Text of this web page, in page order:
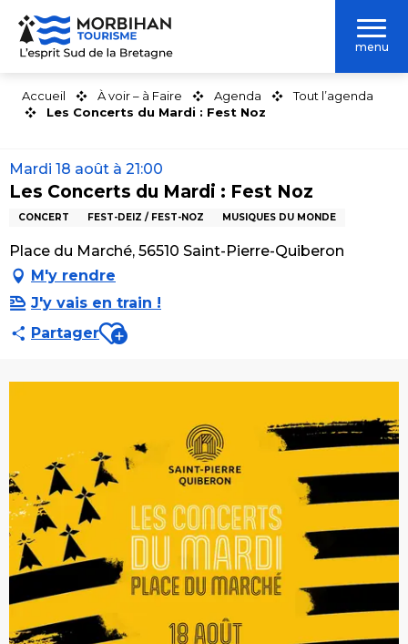
Aller
contenu
menu
Accueil À voir – à Faire Agenda
Tout l’agenda
Les Concerts du Mardi : Fest Noz
Mardi 18 août à 21:00
Les Concerts du Mardi : Fest Noz
CONCERT FEST-DEIZ / FEST-NOZ MUSIQUES DU MONDE
Place du Marché, 56510 Saint-Pierre-Quiberon
M'y rendre
J'y vais en train !
PartagerAjouter aux favoris